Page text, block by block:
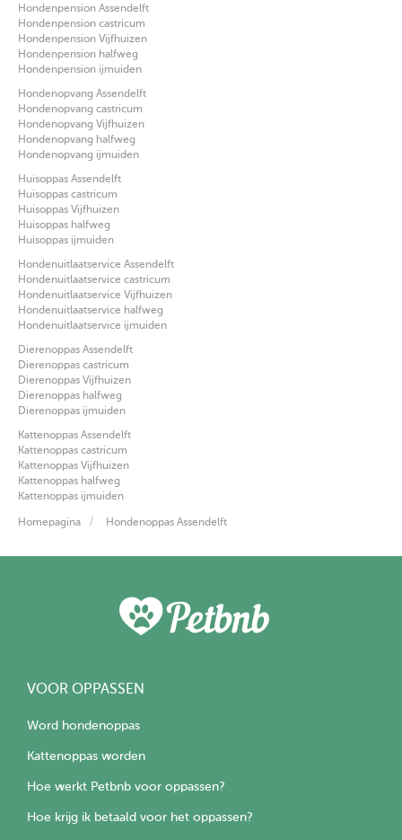
Hondenpension Assendelft
Hondenpension castricum
Hondenpension Vijfhuizen
Hondenpension halfweg
Hondenpension ijmuiden
Hondenopvang Assendelft
Hondenopvang castricum
Hondenopvang Vijfhuizen
Hondenopvang halfweg
Hondenopvang ijmuiden
Huisoppas Assendelft
Huisoppas castricum
Huisoppas Vijfhuizen
Huisoppas halfweg
Huisoppas ijmuiden
Hondenuitlaatservice Assendelft
Hondenuitlaatservice castricum
Hondenuitlaatservice Vijfhuizen
Hondenuitlaatservice halfweg
Hondenuitlaatservice ijmuiden
Dierenoppas Assendelft
Dierenoppas castricum
Dierenoppas Vijfhuizen
Dierenoppas halfweg
Dierenoppas ijmuiden
Kattenoppas Assendelft
Kattenoppas castricum
Kattenoppas Vijfhuizen
Kattenoppas halfweg
Kattenoppas ijmuiden
Homepagina Hondenoppas Assendelft
VOOR OPPASSEN
Word hondenoppas
Kattenoppas worden
Hoe werkt Petbnb voor oppassen?
Hoe krijg ik betaald voor het oppassen?